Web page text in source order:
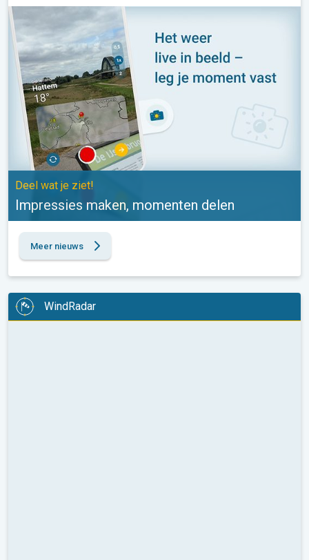
Impressies maken, momenten delen. Deel wat je ziet!. . .
Deel wat je ziet!
Impressies maken, momenten delen
Meer nieuws
WindRadar